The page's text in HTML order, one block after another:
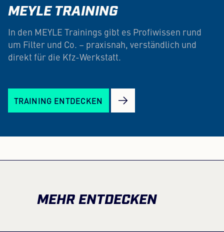
MEYLE TRAINING
In den MEYLE Trainings gibt es Profiwissen rund
um Filter und Co. – praxisnah, verständlich und
direkt für die Kfz-Werkstatt.
TRAINING ENTDECKEN
MEHR ENTDECKEN